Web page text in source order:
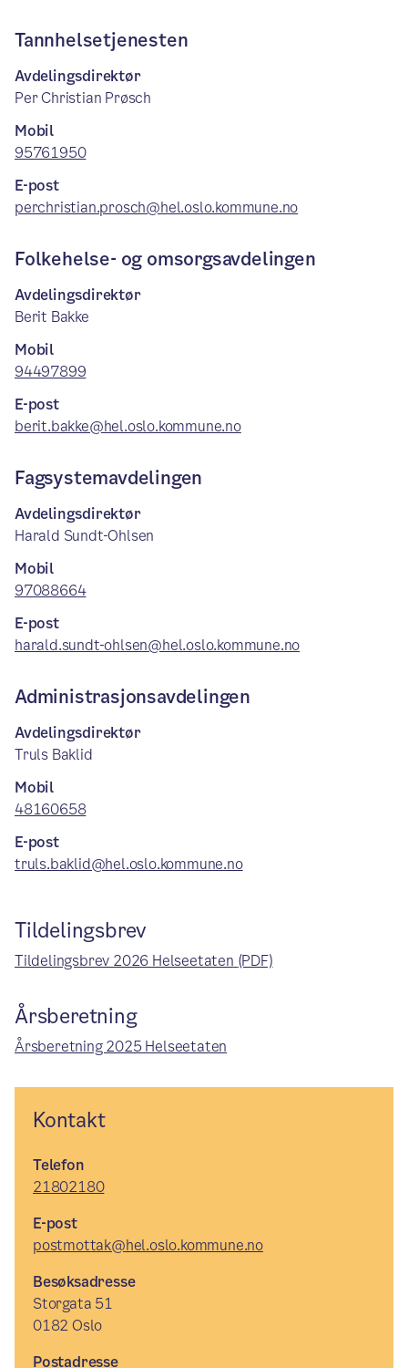
Tannhelsetjenesten
Avdelingsdirektør
Per Christian Prøsch
Mobil
95761950
E-post
perchristian.prosch@hel.oslo.kommune.no
Folkehelse- og omsorgsavdelingen
Avdelingsdirektør
Berit Bakke
Mobil
94497899
E-post
berit.bakke@hel.oslo.kommune.no
Fagsystemavdelingen
Avdelingsdirektør
Harald Sundt-Ohlsen
Mobil
97088664
E-post
harald.sundt-ohlsen@hel.oslo.kommune.no
Administrasjonsavdelingen
Avdelingsdirektør
Truls Baklid
Mobil
48160658
E-post
truls.baklid@hel.oslo.kommune.no
Tildelingsbrev
Tildelingsbrev 2026 Helseetaten (PDF)
Årsberetning
Årsberetning 2025 Helseetaten
Kontakt
Telefon
21802180
E-post
postmottak@hel.oslo.kommune.no
Besøksadresse
Storgata 51
0182 Oslo
Postadresse